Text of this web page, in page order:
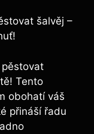
šalvěj –
Tento
obohatí váš
přináší řadu